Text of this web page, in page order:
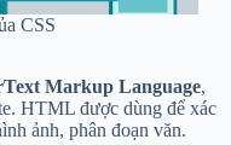
CSS
Markup Language,
HTML được dùng để xác
ảnh, phân đoạn văn.